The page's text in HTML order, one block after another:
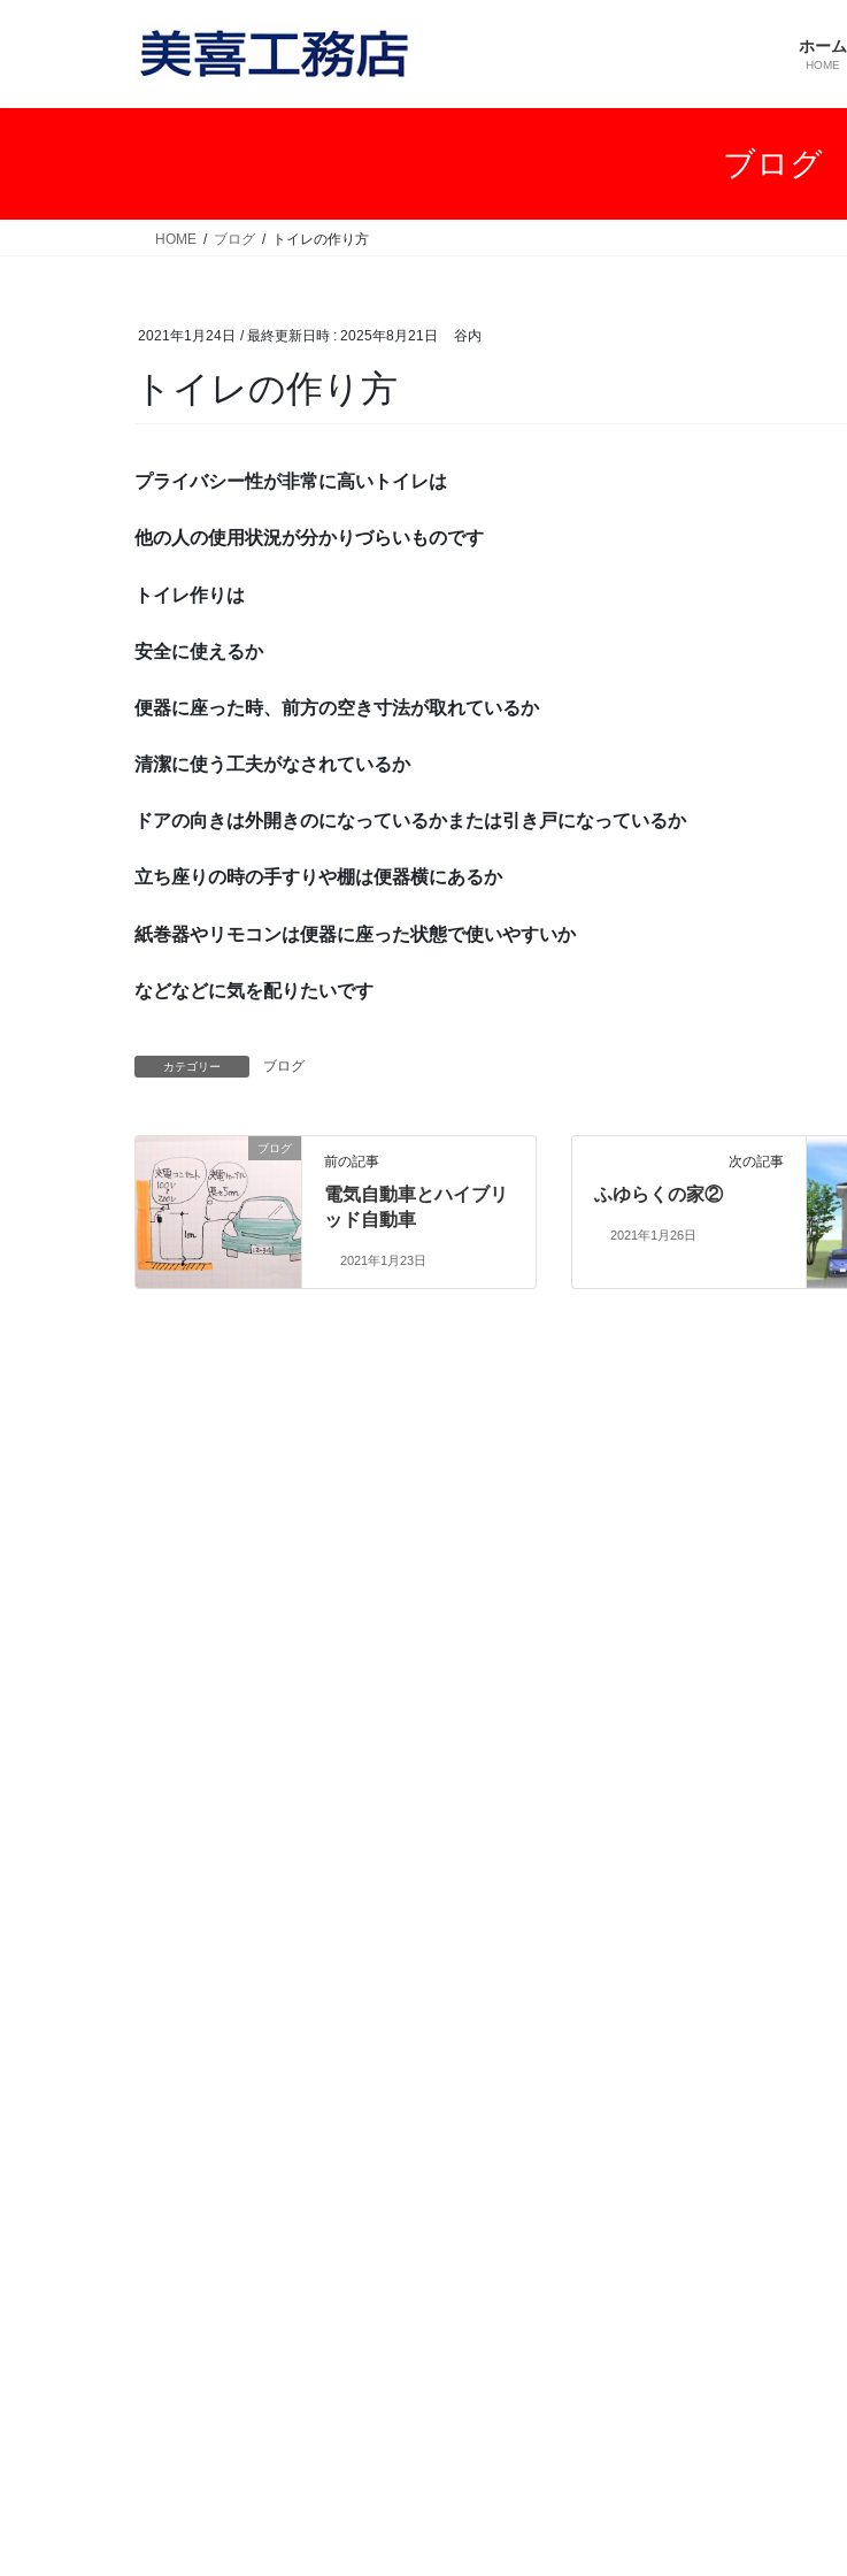
ホーム
HOME
ブログ
HOME ブログ トイレの作り方
2021年1月24日 / 最終更新日時 : 2025年8月21日 谷内
トイレの作り方
プライバシー性が非常に高いトイレは
他の人の使用状況が分かりづらいものです
トイレ作りは
安全に使えるか
便器に座った時、前方の空き寸法が取れているか
清潔に使う工夫がなされているか
ドアの向きは外開きのになっているかまたは引き戸になっているか
立ち座りの時の手すりや棚は便器横にあるか
紙巻器やリモコンは便器に座った状態で使いやすいか
などなどに気を配りたいです
カテゴリー ブログ
ブログ
前の記事
電気自動車とハイブリ
ッド自動車
2021年1月23日
次の記事
ふゆらくの家②
2021年1月26日